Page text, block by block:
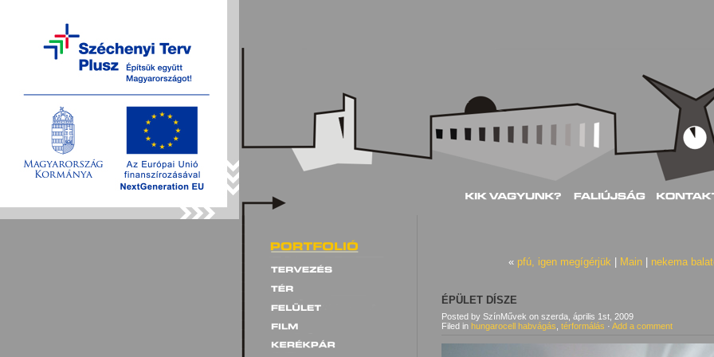
« pfú, igen megígérjük Main nekema
ÉPÜLET DÍSZE
Posted by SzínMűvek on szerda, április 1st, 2009
Filed in hungarocell habvágás térformálás · Add a comment